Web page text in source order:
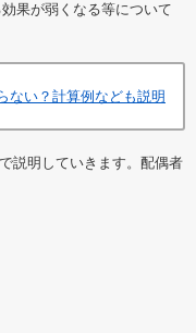
果が弱くなる等について
ない？計算例なども説明
説明していきます。配偶者